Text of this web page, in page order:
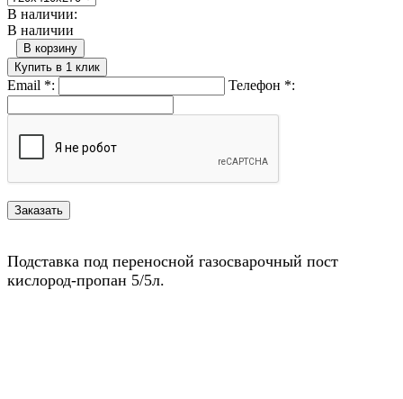
В наличии:
В наличии
В корзину
Купить в 1 клик
Email *: Телефон *:
Подставка под переносной газосварочный пост
кислород-пропан 5/5л.